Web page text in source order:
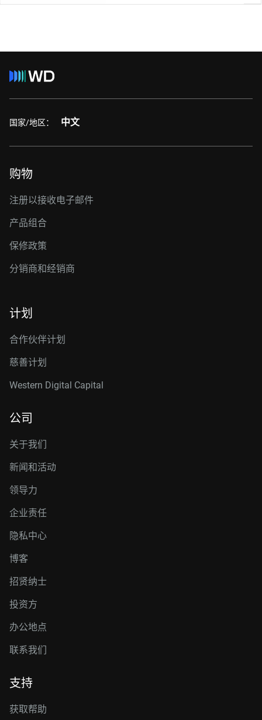
国家/地区： 中文
购物
注册以接收电子邮件
产品组合
保修政策
分销商和经销商
计划
合作伙伴计划
慈善计划
Western Digital Capital
公司
关于我们
新闻和活动
领导力
企业责任
隐私中心
博客
招贤纳士
投资方
办公地点
联系我们
支持
获取帮助